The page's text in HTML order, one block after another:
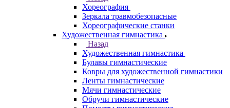
Хореография
Зеркала травмобезопасные
Хореографические станки
Художественная гимнастика
Назад
Художественная гимнастика
Булавы гимнастические
Ковры для художественной гимнастики
Ленты гимнастические
Мячи гимнастические
Обручи гимнастические